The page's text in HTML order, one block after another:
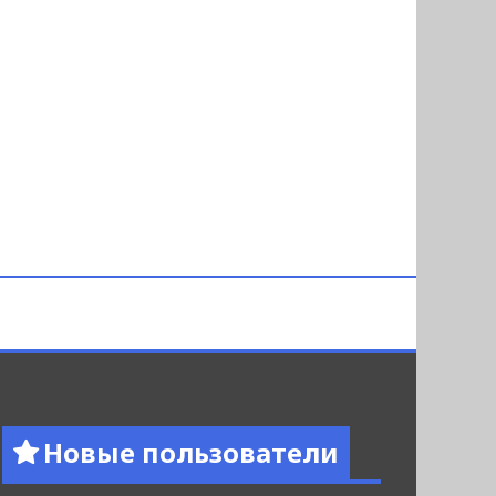
Новые пользователи